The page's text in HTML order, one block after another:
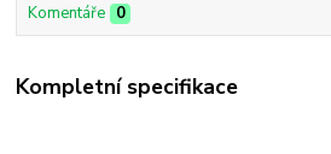
Komentáře 0
Kompletní specifikace